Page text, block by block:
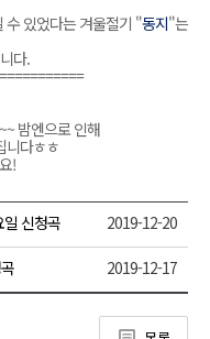
수 있었다는 겨울절기 "동지"는
다.
밤엔으로 인해
니다ㅎㅎ
!
일 신청곡 2019-12-20
2019-12-17